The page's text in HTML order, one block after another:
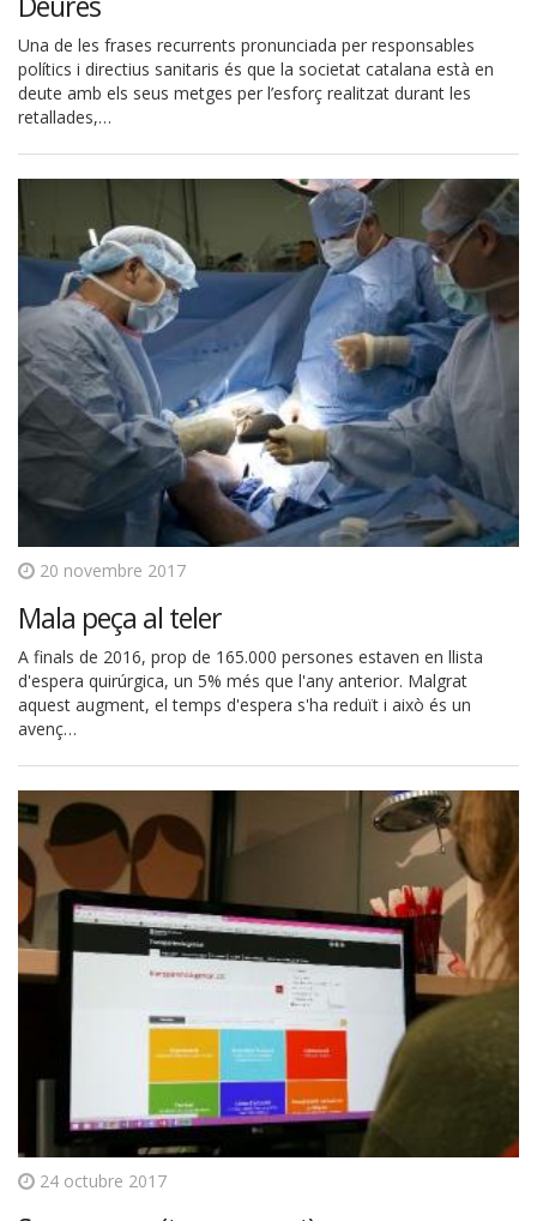
Una de les frases recurrents pronunciada per responsables
polítics i directius sanitaris és que la societat catalana està en
deute amb els seus metges per l’esforç realitzat durant les
retallades,…
20 novembre 2017
Mala peça al teler
A finals de 2016, prop de 165.000 persones estaven en llista
d'espera quirúrgica, un 5% més que l'any anterior. Malgrat
aquest augment, el temps d'espera s'ha reduït i això és un
avenç…
24 octubre 2017